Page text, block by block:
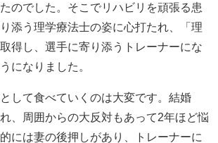
のでした。そこでリハビリを頑張る患
添う理学療法士の姿に心打たれ、「理
得し、選手に寄り添うトレーナーにな
になりました。
して食べていくのは大変です。結婚
、周囲からの大反対もあって2年ほど悩
には妻の後押しがあり、トレーナーに